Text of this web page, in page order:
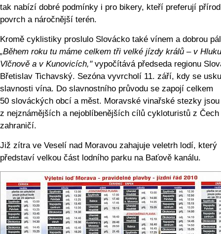
tak nabízí dobré podmínky i pro bikery, kteří preferují
povrch a náročnější terén.
Kromě cyklistiky proslulo Slovácko také vínem a dobrou
„Během roku tu máme celkem tři velké jízdy králů – v
Vlčnově a v Kunovicích,"vypočítává předseda regionu
Břetislav Tichavský. Sezóna vyvrcholí 11. září, kdy se
slavnosti vína. Do slavnostního průvodu se zapojí celkem
50 slováckých obcí a měst. Moravské vinařské stezky
z nejznámějších a nejoblíbenějších cílů cykloturistů z Čech
zahraničí.
Již zítra ve Veselí nad Moravou zahajuje veletrh lodí, který
představí velkou část lodního parku na Baťově kanálu.